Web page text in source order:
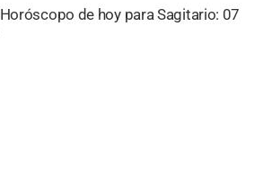
Horóscopo de hoy para Sagitario: 07